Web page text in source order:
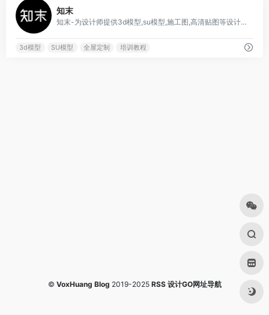
知末
知末-为设计师提供3d模型,su模型,施工图,高清贴图等设计素材、设计培训教程,名师案例,设计灵感、建材家具交易等一站式服务,向大众推荐美好的设计作品,提高大众审美,传播精致美好的生活方式。
3d模型 SU模型 全屋定制 培训教程
© VoxHuang Blog 2019-2025 RSS 设计GO网址导航